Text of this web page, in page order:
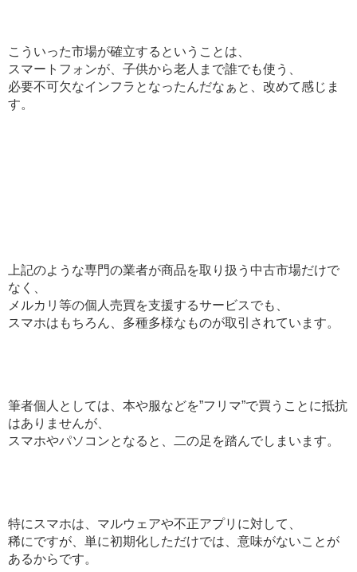
こういった市場が確立するということは、
スマートフォンが、子供から老人まで誰でも使う、
必要不可欠なインフラとなったんだなぁと、改めて感じま
す。
上記のような専門の業者が商品を取り扱う中古市場だけで
なく、
メルカリ等の個人売買を支援するサービスでも、
スマホはもちろん、多種多様なものが取引されています。
筆者個人としては、本や服などを”フリマ”で買うことに抵抗
はありませんが、
スマホやパソコンとなると、二の足を踏んでしまいます。
特にスマホは、マルウェアや不正アプリに対して、
稀にですが、単に初期化しただけでは、意味がないことが
あるからです。